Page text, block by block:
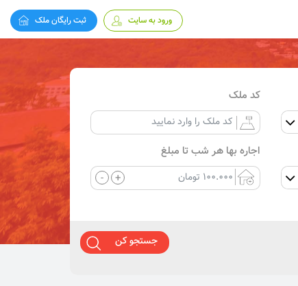
ورود به سایت ثبت رایگان ملک
کد ملک
اجاره بها هر شب تا مبلغ
+
-
جستجو کن